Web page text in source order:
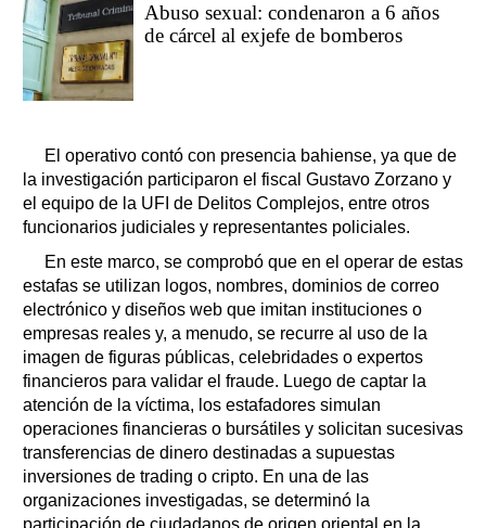
Abuso sexual: condenaron a 6 años
de cárcel al exjefe de bomberos
El operativo contó con presencia bahiense, ya que de
la investigación participaron el fiscal Gustavo Zorzano y
el equipo de la UFI de Delitos Complejos, entre otros
funcionarios judiciales y representantes policiales.
En este marco, se comprobó que en el operar de estas
estafas se utilizan logos, nombres, dominios de correo
electrónico y diseños web que imitan instituciones o
empresas reales y, a menudo, se recurre al uso de la
imagen de figuras públicas, celebridades o expertos
financieros para validar el fraude. Luego de captar la
atención de la víctima, los estafadores simulan
operaciones financieras o bursátiles y solicitan sucesivas
transferencias de dinero destinadas a supuestas
inversiones de trading o cripto. En una de las
organizaciones investigadas, se determinó la
participación de ciudadanos de origen oriental en la